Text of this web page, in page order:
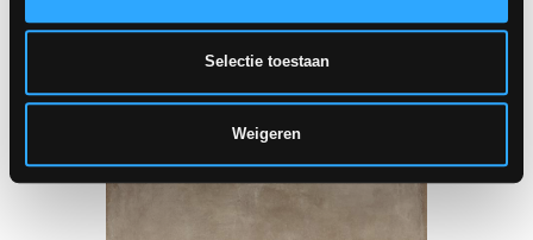
Selectie toestaan
Weigeren